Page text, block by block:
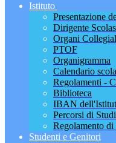
Istituto
Presentazione
Dirigente
Organi
PTOF
Organigramma
Calendario
Regolamenti -
Biblioteca
IBAN
Percorsi di
Regolamento
Studenti e Genitori